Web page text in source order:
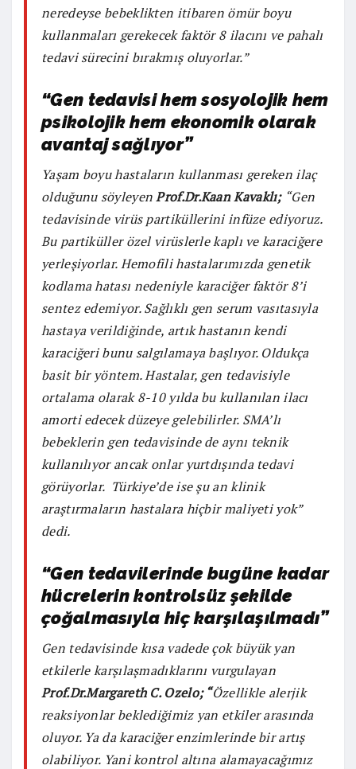
neredeyse bebeklikten itibaren ömür boyu
kullanmaları gerekecek faktör 8 ilacını ve pahalı
tedavi sürecini bırakmış oluyorlar.”
“Gen tedavisi hem sosyolojik hem
psikolojik hem ekonomik olarak
avantaj sağlıyor”
Yaşam boyu hastaların kullanması gereken ilaç
olduğunu söyleyenProf.Dr.Kaan Kavaklı; “Gen
tedavisinde virüs partiküllerini infüze ediyoruz.
Bu partiküller özel virüslerle kaplı ve karaciğere
yerleşiyorlar. Hemofili hastalarımızda genetik
kodlama hatası nedeniyle karaciğer faktör 8’i
sentez edemiyor. Sağlıklı gen serum vasıtasıyla
hastaya verildiğinde, artık hastanın kendi
karaciğeri bunu salgılamaya başlıyor. Oldukça
basit bir yöntem. Hastalar, gen tedavisiyle
ortalama olarak 8-10 yılda bu kullanılan ilacı
amorti edecek düzeye gelebilirler. SMA’lı
bebeklerin gen tedavisinde de aynı teknik
kullanılıyor ancak onlar yurtdışında tedavi
görüyorlar. Türkiye’de ise şu an klinik
araştırmaların hastalara hiçbir maliyeti yok”
dedi.
“Gen tedavilerinde bugüne kadar
hücrelerin kontrolsüz şekilde
çoğalmasıyla hiç karşılaşılmadı”
Gen tedavisinde kısa vadede çok büyük yan
etkilerle karşılaşmadıklarını vurgulayan
Prof.Dr.Margareth C. Ozelo; “Özellikle alerjik
reaksiyonlar beklediğimiz yan etkiler arasında
oluyor. Ya da karaciğer enzimlerinde bir artış
olabiliyor. Yani kontrol altına alamayacağımız